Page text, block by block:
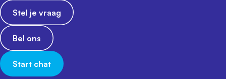
Stel je vraag
Bel ons
Start chat